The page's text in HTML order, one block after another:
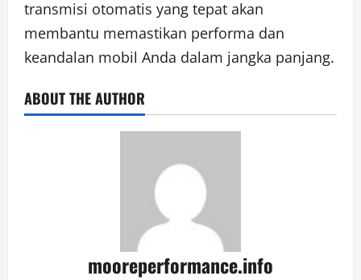
transmisi otomatis yang tepat akan
membantu memastikan performa dan
keandalan mobil Anda dalam jangka panjang.
ABOUT THE AUTHOR
mooreperformance.info